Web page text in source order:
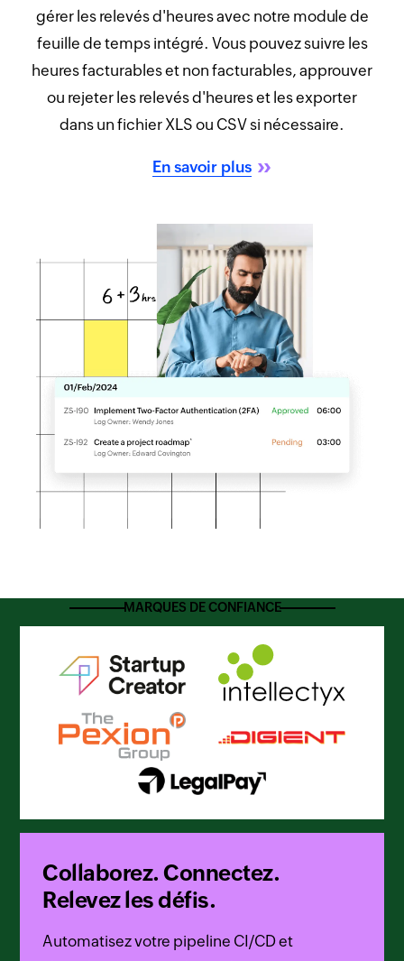
gérer les relevés d'heures avec notre module de
feuille de temps intégré. Vous pouvez suivre les
heures facturables et non facturables, approuver
ou rejeter les relevés d'heures et les exporter
dans un fichier XLS ou CSV si nécessaire.
En savoir plus
MARQUES DE CONFIANCE
Collaborez. Connectez.
Relevez les défis.
Automatisez votre pipeline CI/CD et